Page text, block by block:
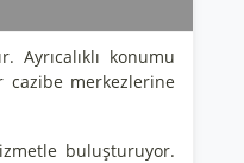
konumu
cazibe merkezlerine
buluşturuyor.